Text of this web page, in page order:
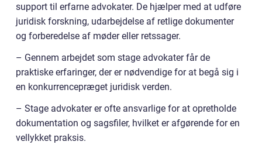
support til erfarne advokater. De hjælper med at udføre
juridisk forskning, udarbejdelse af retlige dokumenter
og forberedelse af møder eller retssager.
– Gennem arbejdet som stage advokater får de
praktiske erfaringer, der er nødvendige for at begå sig i
en konkurrencepræget juridisk verden.
– Stage advokater er ofte ansvarlige for at opretholde
dokumentation og sagsfiler, hvilket er afgørende for en
vellykket praksis.